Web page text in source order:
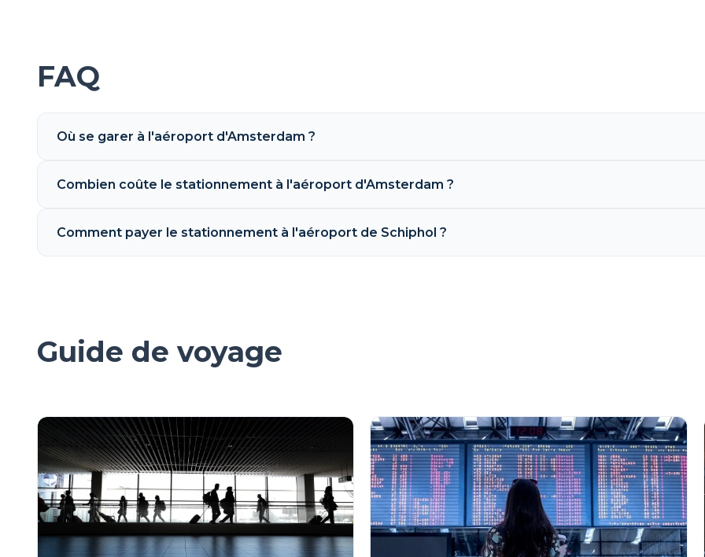
FAQ
Où se garer à l'aéroport d'Amsterdam ?
Combien coûte le stationnement à l'aéroport d'Amsterdam ?
Comment payer le stationnement à l'aéroport de Schiphol ?
Guide de voyage